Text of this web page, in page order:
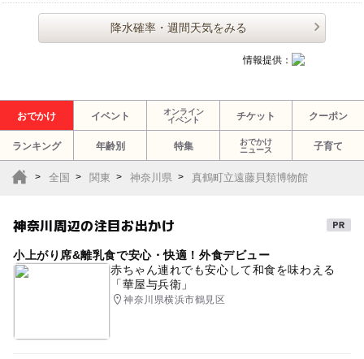
降水確率・週間天気をみる
情報提供：
おでかけ イベント
オンライン
イベント
チケット クーポン
ランキング 年齢別 特集
おでかけ
ニュース
子育て
全国 関東 神奈川県 真鶴町立遠藤貝類博物館
神奈川周辺の注目お出かけ
小上がり席&離乳食で安心・快適！外食デビュー
赤ちゃん連れでも安心して和食を味わえる
「華屋与兵衛」
神奈川県横浜市鶴見区